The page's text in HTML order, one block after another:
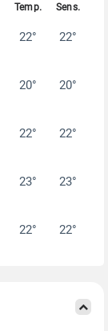
22° 22°
20° 20°
22° 22°
23° 23°
22° 22°